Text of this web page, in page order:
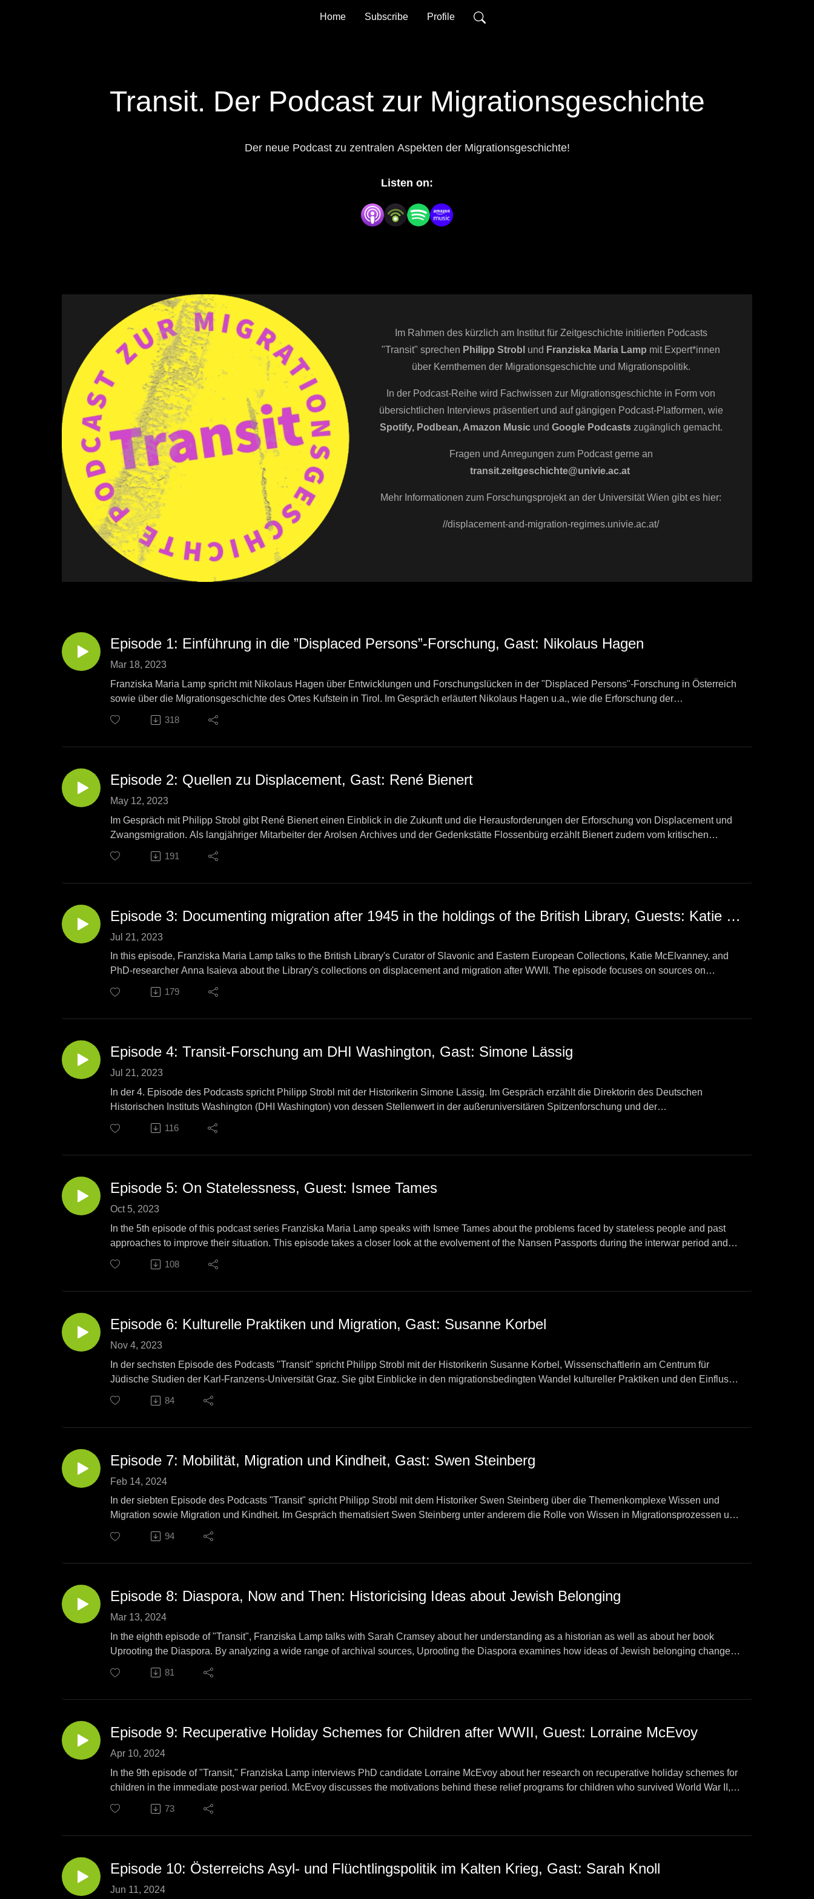
Home Subscribe Profile
Transit. Der Podcast zur Migrationsgeschichte
Der neue Podcast zu zentralen Aspekten der Migrationsgeschichte!
Listen on:
Im Rahmen des kürzlich am Institut für Zeitgeschichte initiierten Podcasts
"Transit" sprechen Philipp Strobl und Franziska Maria Lamp mit Expert*innen
über Kernthemen der Migrationsgeschichte und Migrationspolitik.
In der Podcast-Reihe wird Fachwissen zur Migrationsgeschichte in Form von
übersichtlichen Interviews präsentiert und auf gängigen Podcast-Platformen, wie
Spotify, Podbean, Amazon Musicund Google Podcasts zugänglich gemacht.
Fragen und Anregungen zum Podcast gerne an
transit.zeitgeschichte@univie.ac.at
Mehr Informationen zum Forschungsprojekt an der Universität Wien gibt es hier:
//displacement-and-migration-regimes.univie.ac.at/
Episode 1: Einführung in die ”Displaced Persons”-Forschung, Gast: Nikolaus Hagen
Mar 18, 2023
Franziska Maria Lamp spricht mit Nikolaus Hagen über Entwicklungen und Forschungslücken in der "Displaced Persons"-Forschung in Österreich
sowie über die Migrationsgeschichte des Ortes Kufstein in Tirol. Im Gespräch erläutert Nikolaus Hagen u.a., wie die Erforschung der
Nachkriegsmigrationsgeschichte zum Verständnis aktueller Fluchtbewegungen beitragen kann.
Redaktion: Franziska Maria Lamp & Philipp Strobl
318
Episode 2: Quellen zu Displacement, Gast: René Bienert
May 12, 2023
Im Gespräch mit Philipp Strobl gibt René Bienert einen Einblick in die Zukunft und die Herausforderungen der Erforschung von Displacement und
Zwangsmigration. Als langjähriger Mitarbeiter der Arolsen Archives und der Gedenkstätte Flossenbürg erzählt Bienert zudem vom kritischen
Umgang mit Quellen und aktuellen Fragen der Displaecd Persons-Forschung.
Redaktion: Philipp Strobl & Franziska Maria Lamp
191
Episode 3: Documenting migration after 1945 in the holdings of the British Library, Guests: Katie McElvanney & Anna Isaieva
Jul 21, 2023
In this episode, Franziska Maria Lamp talks to the British Library's Curator of Slavonic and Eastern European Collections, Katie McElvanney, and
PhD-researcher Anna Isaieva about the Library's collections on displacement and migration after WWII. The episode focuses on sources on
migration and Ukrainian Displaced Persons.
Redaktion: Franziska Maria Lamp & Philipp Strobl
179
Episode 4: Transit-Forschung am DHI Washington, Gast: Simone Lässig
Jul 21, 2023
In der 4. Episode des Podcasts spricht Philipp Strobl mit der Historikerin Simone Lässig. Im Gespräch erzählt die Direktorin des Deutschen
Historischen Instituts Washington (DHI Washington) von dessen Stellenwert in der außeruniversitären Spitzenforschung und der
Forschungssgruppe "In Global Transit".
Redaktion: Philipp Strobl & Franziska Maria Lamp
116
Episode 5: On Statelessness, Guest: Ismee Tames
Oct 5, 2023
In the 5th episode of this podcast series Franziska Maria Lamp speaks with Ismee Tames about the problems faced by stateless people and past
approaches to improve their situation. This episode takes a closer look at the evolvement of the Nansen Passports during the interwar period and
the work of the Nansen delegates all around the world.
Redaktion: Franziska Maria Lamp & Philipp Strobl
108
Episode 6: Kulturelle Praktiken und Migration, Gast: Susanne Korbel
Nov 4, 2023
In der sechsten Episode des Podcasts "Transit" spricht Philipp Strobl mit der Historikerin Susanne Korbel, Wissenschaftlerin am Centrum für
Jüdische Studien der Karl-Franzens-Universität Graz. Sie gibt Einblicke in den migrationsbedingten Wandel kultureller Praktiken und den Einfluss
von Migration und Vertreibung auf die Populärkultur in Österreich.
Redaktion: Philipp Strobl & Franziska Maria Lamp
84
Episode 7: Mobilität, Migration und Kindheit, Gast: Swen Steinberg
Feb 14, 2024
In der siebten Episode des Podcasts "Transit" spricht Philipp Strobl mit dem Historiker Swen Steinberg über die Themenkomplexe Wissen und
Migration sowie Migration und Kindheit. Im Gespräch thematisiert Swen Steinberg unter anderem die Rolle von Wissen in Migrationsprozessen und
geht der Frage nach den Handlungsräumen von migrierenden Kindern und Jugendlichen nach.
94
Episode 8: Diaspora, Now and Then: Historicising Ideas about Jewish Belonging
Mar 13, 2024
In the eighth episode of "Transit", Franziska Lamp talks with Sarah Cramsey about her understanding as a historian as well as about her book
Uprooting the Diaspora. By analyzing a wide range of archival sources, Uprooting the Diaspora examines how ideas of Jewish belonging changed
over time and discusses the role of key figures in the Polish and Czech governments-in-exile and in organizations such the UNRRA.
81
Episode 9: Recuperative Holiday Schemes for Children after WWII, Guest: Lorraine McEvoy
Apr 10, 2024
In the 9th episode of "Transit," Franziska Lamp interviews PhD candidate Lorraine McEvoy about her research on recuperative holiday schemes for
children in the immediate post-war period. McEvoy discusses the motivations behind these relief programs for children who survived World War II,
as well as her involvement with the Museum of Childhood Ireland (Músaem Óige na hÉireann).
73
Episode 10: Österreichs Asyl- und Flüchtlingspolitik im Kalten Krieg, Gast: Sarah Knoll
Jun 11, 2024